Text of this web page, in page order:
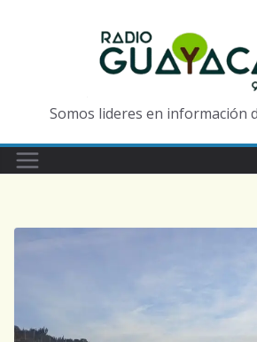
Somos lideres en información